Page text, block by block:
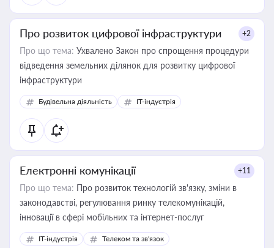
Про розвиток цифрової інфраструктури +2
Про що тема: Ухвалено Закон про спрощення процедури
відведення земельних ділянок для розвитку цифрової
інфраструктури
Будівельна діяльність IT-індустрія
Електронні комунікації +11
Про що тема: Про розвиток технологій зв'язку, зміни в
законодавстві, регулювання ринку телекомунікацій,
інновації в сфері мобільних та інтернет-послуг
IT-індустрія Телеком та зв'язок